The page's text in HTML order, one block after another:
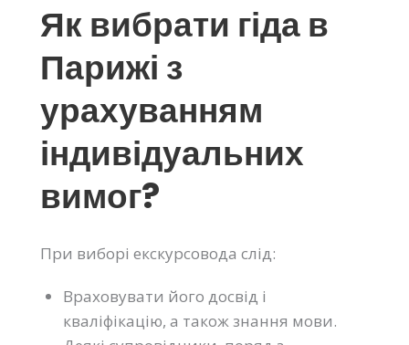
Як вибрати гіда в
Парижі з
урахуванням
індивідуальних
вимог?
При виборі екскурсовода слід:
Враховувати його досвід і
кваліфікацію, а також знання мови.